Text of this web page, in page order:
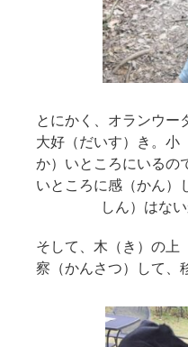
とにかく、オランウー
大好（だいす）き。小
か）いところにいるの
いところに感（かん）
しん）はな
そして、木（き）の上
察（かんさつ）して、